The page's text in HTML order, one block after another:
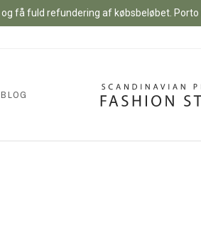
få fuld refundering af købsbeløbet.
BLOG